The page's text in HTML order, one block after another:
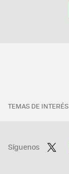
TEMAS DE INTERÉS
Síguenos